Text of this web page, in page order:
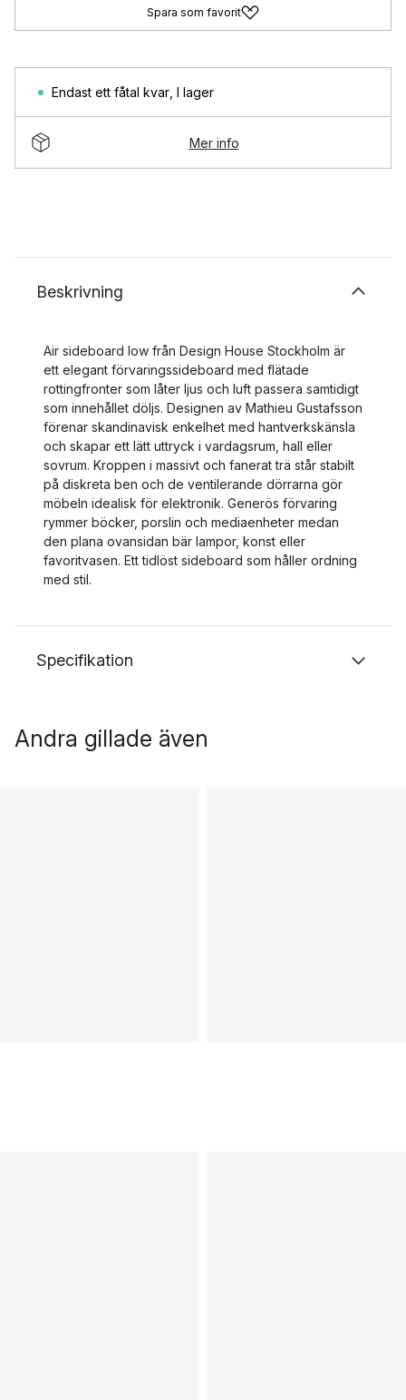
Spara som favorit
Endast ett fåtal kvar I lager
Mer info
Beskrivning
Air sideboard low från Design House Stockholm är
ett elegant förvaringssideboard med flätade
rottingfronter som låter ljus och luft passera samtidigt
som innehållet döljs. Designen av Mathieu Gustafsson
förenar skandinavisk enkelhet med hantverkskänsla
och skapar ett lätt uttryck i vardagsrum, hall eller
sovrum. Kroppen i massivt och fanerat trä står stabilt
på diskreta ben och de ventilerande dörrarna gör
möbeln idealisk för elektronik. Generös förvaring
rymmer böcker, porslin och mediaenheter medan
den plana ovansidan bär lampor, konst eller
favoritvasen. Ett tidlöst sideboard som håller ordning
med stil.
Specifikation
Andra gillade även